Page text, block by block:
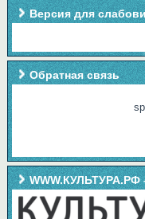
Версия для
Обратная связь
WWW.КУЛЬТУРА.РФ